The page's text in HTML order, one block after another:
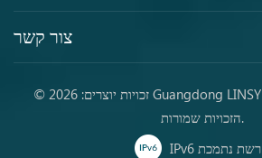
צור קשר
© זכויות יוצרים: 2026 Guangdong LINSY Home Co., LTD. כל
הזכויות שמורות.
IPv6 רשת נתמכת